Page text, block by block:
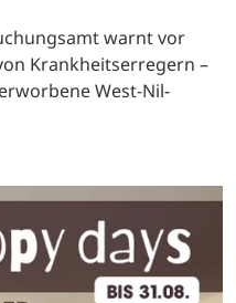
warnt vor
Krankheitserregern –
West-Nil-